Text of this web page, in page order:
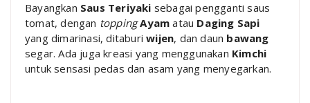
Bayangkan Saus Teriyaki sebagai pengganti saus
tomat, dengan topping Ayam atau Daging Sapi
yang dimarinasi, ditaburiwijen, dan daun bawang
segar. Ada juga kreasi yang menggunakan Kimchi
untuk sensasi pedas dan asam yang menyegarkan.